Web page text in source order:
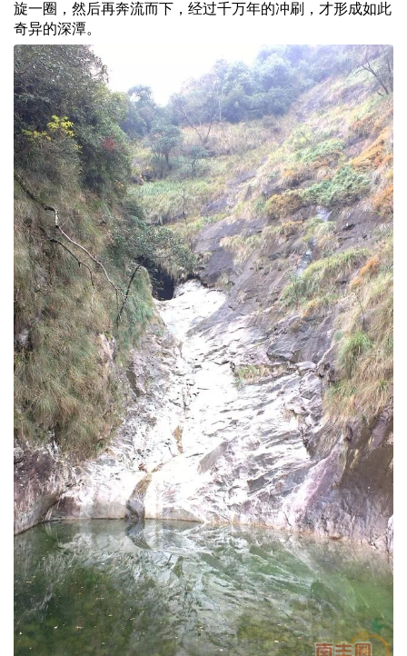
旋一圈，然后再奔流而下，经过千万年的冲刷，才形成如此
奇异的深潭。